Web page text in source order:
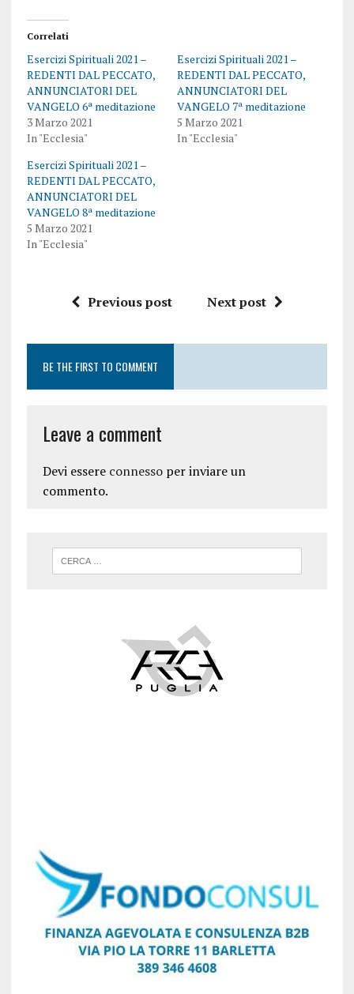
Correlati
Esercizi Spirituali 2021 –
REDENTI DAL PECCATO,
ANNUNCIATORI DEL
VANGELO 6ª meditazione
3 Marzo 2021
In "Ecclesia"
Esercizi Spirituali 2021 –
REDENTI DAL PECCATO,
ANNUNCIATORI DEL
VANGELO 7ª meditazione
5 Marzo 2021
In "Ecclesia"
Esercizi Spirituali 2021 –
REDENTI DAL PECCATO,
ANNUNCIATORI DEL
VANGELO 8ª meditazione
5 Marzo 2021
In "Ecclesia"
Previous post Next post
BE THE FIRST TO COMMENT
Leave a comment
Devi essere connessoper inviare un
commento.